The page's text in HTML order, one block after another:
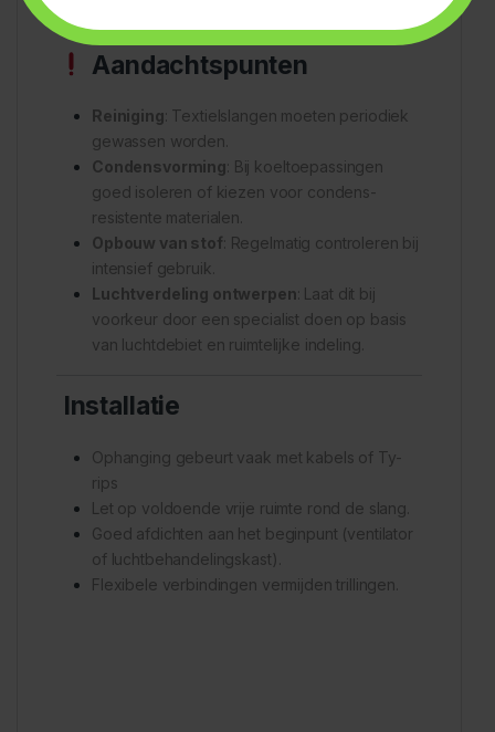
Aandachtspunten
Reiniging : Textielslangen moeten periodiek
gewassen worden.
Condensvorming : Bij koeltoepassingen
goed isoleren of kiezen voor condens-
resistente materialen.
Opbouw van stof : Regelmatig controleren bij
intensief gebruik.
Luchtverdeling ontwerpen : Laat dit bij
voorkeur door een specialist doen op basis
van luchtdebiet en ruimtelijke indeling.
Installatie
Ophanging gebeurt vaak met kabels of Ty-
rips
Let op voldoende vrije ruimte rond de slang.
Goed afdichten aan het beginpunt (ventilator
of luchtbehandelingskast).
Flexibele verbindingen vermijden trillingen.